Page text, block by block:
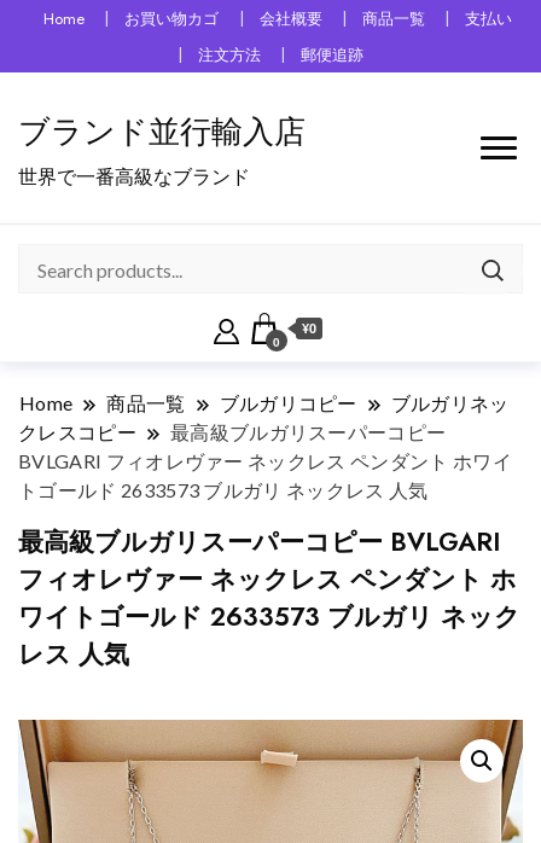
Home お買い物カゴ 会社概要 商品一覧
支払い
注文方法
郵便追跡
ブランド並行輸入店
世界で一番高級なブランド
0
¥0
Home 商品一覧 ブルガリコピー
ブルガリネッ
クレスコピー
最高級ブルガリスーパーコピー
BVLGARI フィオレヴァー ネックレス ペンダント ホワイ
トゴールド 2633573 ブルガリ ネックレス 人気
最高級ブルガリスーパーコピー BVLGARI
フィオレヴァー ネックレス ペンダント ホ
ワイトゴールド 2633573 ブルガリ ネック
レス 人気